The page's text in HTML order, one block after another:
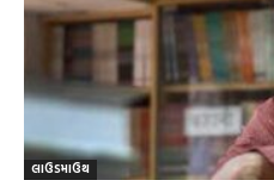
લાઉડમાઉથ